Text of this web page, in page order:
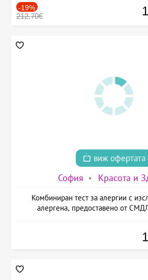
-19%
212.70€
виж офертата
София Красота и
Комбиниран тест за алергии с
алергена, предоставено от